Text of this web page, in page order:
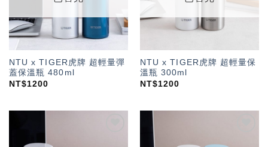
NTU x TIGER虎牌 超輕量彈
蓋保溫瓶 480ml
NT$1200
NTU x TIGER虎牌 超輕量保
溫瓶 300ml
NT$1200